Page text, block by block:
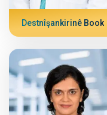
Destnîşankirinê Book